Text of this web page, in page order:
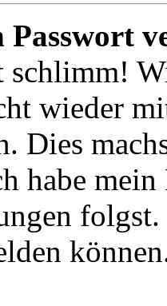
schlimm!
wieder
Dies
habe